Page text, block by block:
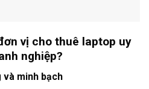
vị cho thuê laptop uy
nghiệp?
minh bạch